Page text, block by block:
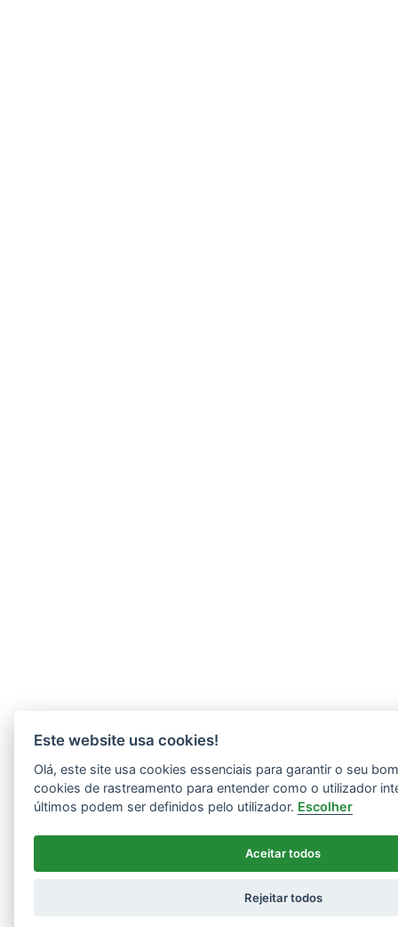
Este website usa cookies!
Olá, este site usa cookies essenciais para garantir o seu
cookies de rastreamento para entender como o utilizador
últimos podem ser definidos pelo utilizador. Escolher
Aceitar todos
Rejeitar todos